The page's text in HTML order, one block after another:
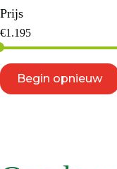
Prijs
€1.195
Begin opnieuw